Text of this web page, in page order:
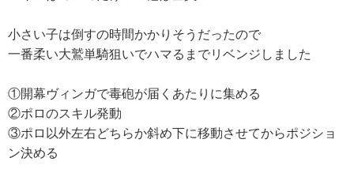
小さい子は倒すの時間かかりそうだったので
一番柔い大鷲単騎狙いでハマるまでリベンジしました
①開幕ヴィンガで毒砲が届くあたりに集める
②ポロのスキル発動
③ポロ以外左右どちらか斜め下に移動させてからポジショ
ン決める